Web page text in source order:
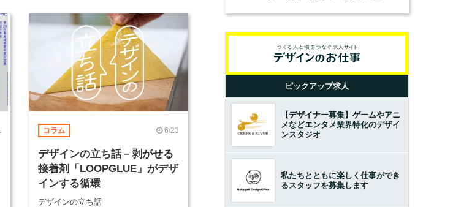
コラム 6/23
デザインの立ち話－剥がせる
接着剤「LOOPGLUE」がデザ
インする循環
デザインの立ち話
ピックアップ求人
【デザイナー募集】ゲームやアニ
メなどエンタメ業界特化のデザイ
ンスタジオ
私たちとともに楽しく仕事ができ
るスタッフを募集します